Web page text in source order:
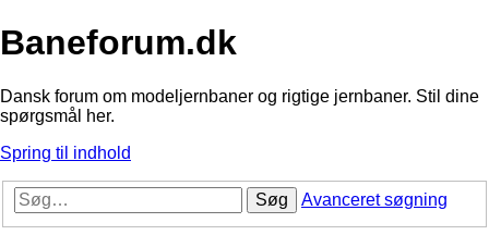
Baneforum.dk
Dansk forum om modeljernbaner og rigtige jernbaner. Stil dine
spørgsmål her.
Spring til indhold
Søg Avanceret søgning